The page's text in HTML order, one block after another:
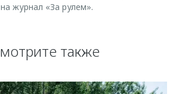
журнал «За рулем».
также